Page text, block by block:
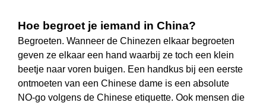
Hoe begroet je iemand in China?
Begroeten. Wanneer de Chinezen elkaar begroeten
geven ze elkaar een hand waarbij ze toch een klein
beetje naar voren buigen. Een handkus bij een eerste
ontmoeten van een Chinese dame is een absolute
NO-go volgens de Chinese etiquette. Ook mensen die